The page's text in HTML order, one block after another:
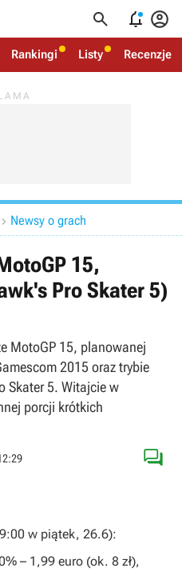
  
Rankingi Listy Recenzje
 Newsy o grach
15,
Pro Skater 5)
MotoGP 15, planowanej
2015 oraz trybie
Skater 5. Witajcie w
porcji krótkich

w piątek, 26.6):
– 1,99 euro (ok. 8 zł),